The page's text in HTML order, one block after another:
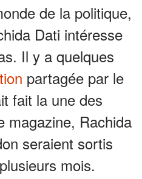
de la politique,
Dati intéresse
Il y a quelques
partagée par le
fait la une des
magazine, Rachida
seraient sortis
mois.